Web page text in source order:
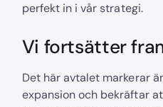
perfekt in i vår strategi.
Vi fortsätter
Det här avtalet markerar
expansion och bekräftar